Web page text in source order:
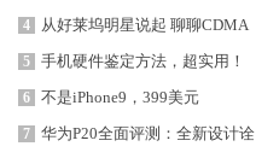
4 从好莱坞明星说起 聊聊CDMA
5 手机硬件鉴定方法，超实用！
6 不是iPhone9，399美元
7 华为P20全面评测：全新设计诠